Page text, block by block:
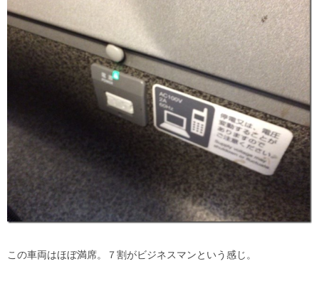
この車両はほぼ満席。７割がビジネスマンという感じ。